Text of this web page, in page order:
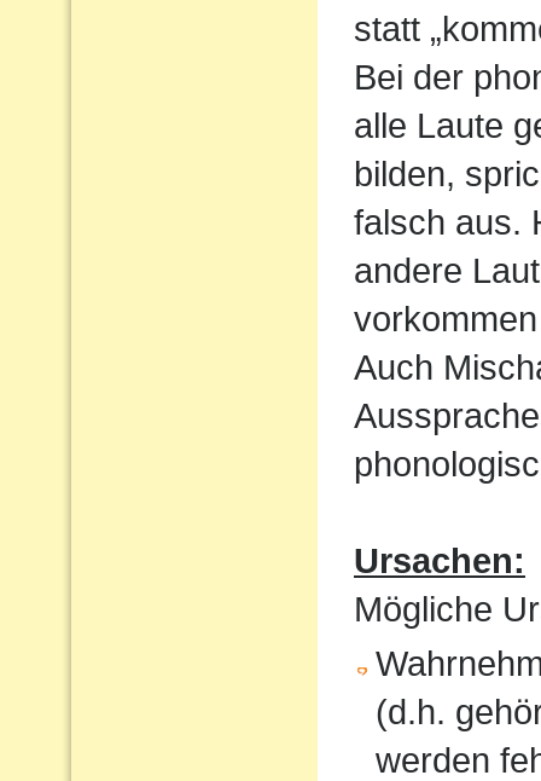
statt
Bei der
alle Laute
bilden,
falsch aus.
andere
Auch
Ursachen:
Mögliche
(d.h.
werden